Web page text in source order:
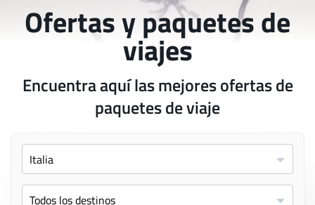
Ofertas y paquetes de
viajes
Encuentra aquí las mejores ofertas de
paquetes de viaje